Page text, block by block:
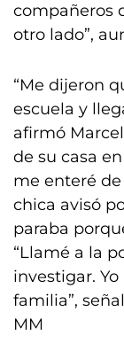
compañeros
otro lado”,
“Me dijeron
escuela y
afirmó
de su casa
me enteré
chica avisó
paraba
“Llamé a la
investigar.
familia”,
MM